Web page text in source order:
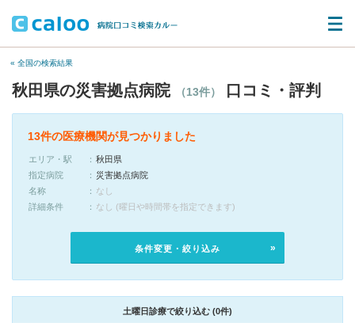
« 全国の検索結果
秋田県の災害拠点病院 （13件） 口コミ・評判
13件の医療機関が見つかりました
エリア・駅
秋田県
指定病院
災害拠点病院
名称
なし
詳細条件
なし (曜日や時間帯を指定できます)
条件変更・絞り込み
土曜日診療で絞り込む (0件)